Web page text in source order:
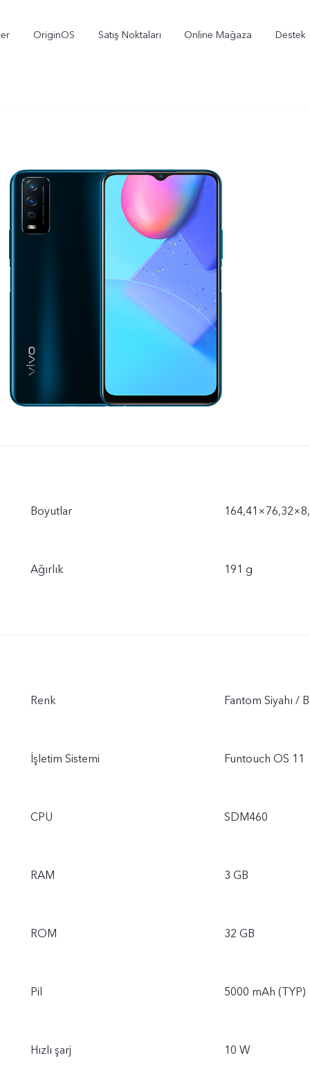
OriginOS Satış Noktaları Online Mağaza Destek
X300 V70 yeni
Boyutlar
Ağırlık 191 g
Renk Fantom Siyahı /
İşletim Sistemi Funtouch OS 11
CPU SDM460
RAM 3 GB
ROM 32 GB
Pil 5000 mAh (TYP)
Hızlı şarj 10 W